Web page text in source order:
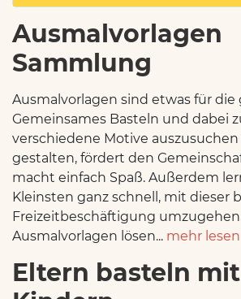
Ausmalvorlagen
Sammlung
Ausmalvorlagen sind etwas für die
Gemeinsames Basteln und dabei
verschiedene Motive
gestalten, fördert den
macht einfach Spaß. Außerdem
Kleinsten ganz schnell, mit dieser
Freizeitbeschäftigung
Ausmalvorlagen lösen... mehr lesen
Eltern basteln